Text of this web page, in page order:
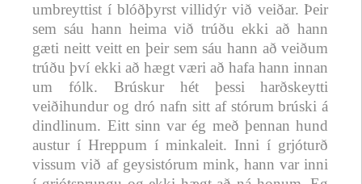
umbreyttist í blóðþyrst villidýr við veiðar. Þeir
sem sáu hann heima við trúðu ekki að hann
gæti neitt veitt en þeir sem sáu hann að veiðum
trúðu því ekki að hægt væri að hafa hann innan
um fólk. Brúskur hét þessi harðskeytti
veiðihundur og dró nafn sitt af stórum brúski á
dindlinum. Eitt sinn var ég með þennan hund
austur í Hreppum í minkaleit. Inni í grjóturð
vissum við af geysistórum mink, hann var inni